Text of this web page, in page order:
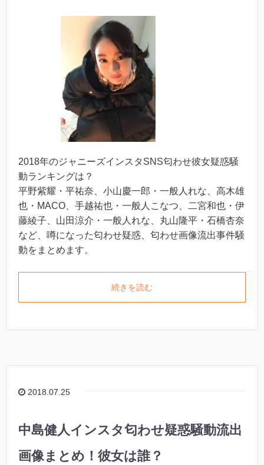
2018年のジャニーズインスタSNS匂わせ彼女疑惑騒
動ランキングは？
平野紫耀・平祐奈、小山慶一郎・一般人れな、高木雄
也・MACO、手越祐也・一般人こなつ、二宮和也・伊
藤綾子、山田涼介・一般人れな、丸山隆平・石橋杏奈
など、噂になった匂わせ疑惑、匂わせ画像流出事件騒
動をまとめます。
続きを読む
2018.07.25
中島健人インスタ匂わせ疑惑騒動流出
画像まとめ！彼女は誰？